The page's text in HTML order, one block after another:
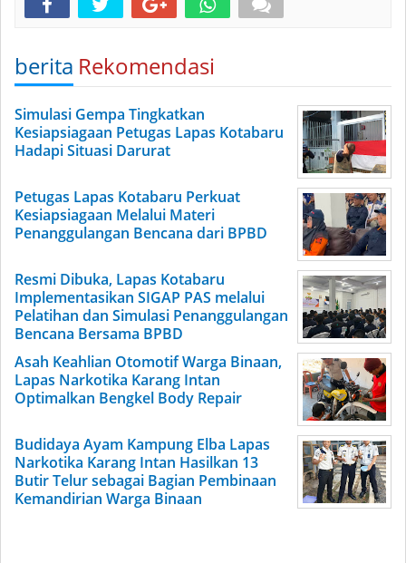
berita Rekomendasi
Simulasi Gempa Tingkatkan
Kesiapsiagaan Petugas Lapas Kotabaru
Hadapi Situasi Darurat
Petugas Lapas Kotabaru Perkuat
Kesiapsiagaan Melalui Materi
Penanggulangan Bencana dari BPBD
Resmi Dibuka, Lapas Kotabaru
Implementasikan SIGAP PAS melalui
Pelatihan dan Simulasi Penanggulangan
Bencana Bersama BPBD
Asah Keahlian Otomotif Warga Binaan,
Lapas Narkotika Karang Intan
Optimalkan Bengkel Body Repair
Budidaya Ayam Kampung Elba Lapas
Narkotika Karang Intan Hasilkan 13
Butir Telur sebagai Bagian Pembinaan
Kemandirian Warga Binaan